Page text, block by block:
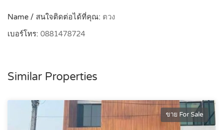
Name / สนใจติดต่อได้ที่คุณ: ตวง
เบอร์โทร: 0881478724
Similar Properties
ขาย For Sale